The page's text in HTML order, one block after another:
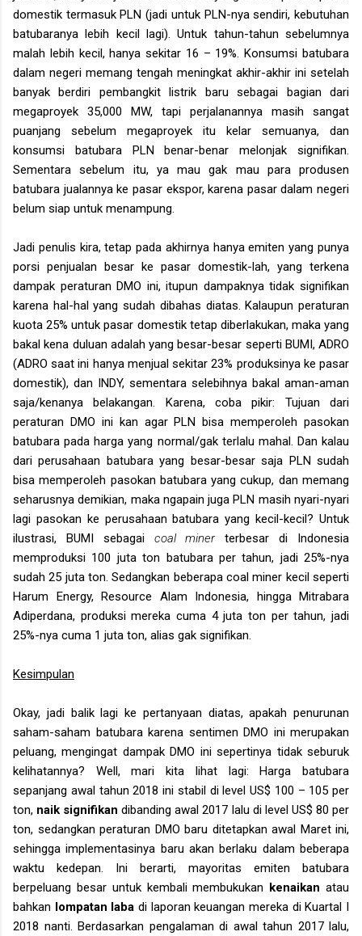
domestik termasuk PLN (jadi untuk PLN-nya sendiri, kebutuhan
batubaranya lebih kecil lagi). Untuk tahun-tahun sebelumnya
malah lebih kecil, hanya sekitar 16 – 19%. Konsumsi batubara
dalam negeri memang tengah meningkat akhir-akhir ini setelah
banyak berdiri pembangkit listrik baru sebagai bagian dari
megaproyek 35,000 MW, tapi perjalanannya masih sangat
puanjang sebelum megaproyek itu kelar semuanya, dan
konsumsi batubara PLN benar-benar melonjak signifikan.
Sementara sebelum itu, ya mau gak mau para produsen
batubara jualannya ke pasar ekspor, karena pasar dalam negeri
belum siap untuk menampung.
Jadi penulis kira, tetap pada akhirnya hanya emiten yang punya
porsi penjualan besar ke pasar domestik-lah, yang terkena
dampak peraturan DMO ini, itupun dampaknya tidak signifikan
karena hal-hal yang sudah dibahas diatas. Kalaupun peraturan
kuota 25% untuk pasar domestik tetap diberlakukan, maka yang
bakal kena duluan adalah yang besar-besar seperti BUMI, ADRO
(ADRO saat ini hanya menjual sekitar 23% produksinya ke pasar
domestik), dan INDY, sementara selebihnya bakal aman-aman
saja/kenanya belakangan. Karena, coba pikir: Tujuan dari
peraturan DMO ini kan agar PLN bisa memperoleh pasokan
batubara pada harga yang normal/gak terlalu mahal. Dan kalau
dari perusahaan batubara yang besar-besar saja PLN sudah
bisa memperoleh pasokan batubara yang cukup, dan memang
seharusnya demikian, maka ngapain juga PLN masih nyari-nyari
lagi pasokan ke perusahaan batubara yang kecil-kecil? Untuk
ilustrasi, BUMI sebagai coal minerterbesar di Indonesia
memproduksi 100 juta ton batubara per tahun, jadi 25%-nya
sudah 25 juta ton. Sedangkan beberapa coal miner kecil seperti
Harum Energy, Resource Alam Indonesia, hingga Mitrabara
Adiperdana, produksi mereka cuma 4 juta ton per tahun, jadi
25%-nya cuma 1 juta ton, alias gak signifikan.
Kesimpulan
Okay, jadi balik lagi ke pertanyaan diatas, apakah penurunan
saham-saham batubara karena sentimen DMO ini merupakan
peluang, mengingat dampak DMO ini sepertinya tidak seburuk
kelihatannya? Well, mari kita lihat lagi: Harga batubara
sepanjang awal tahun 2018 ini stabil di level US$ 100 – 105 per
ton, naik signifikan dibanding awal 2017 lalu di level US$ 80 per
ton, sedangkan peraturan DMO baru ditetapkan awal Maret ini,
sehingga implementasinya baru akan berlaku dalam beberapa
waktu kedepan. Ini berarti, mayoritas emiten batubara
berpeluang besar untuk kembali membukukan kenaikanatau
bahkan lompatan laba di laporan keuangan mereka di Kuartal I
2018 nanti. Berdasarkan pengalaman di awal tahun 2017 lalu,